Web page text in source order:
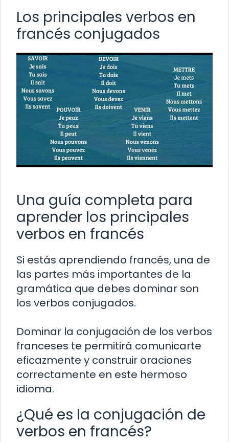
Los principales verbos en
francés conjugados
Una guía completa para
aprender los principales
verbos en francés
Si estás aprendiendo francés, una de
las partes más importantes de la
gramática que debes dominar son
los verbos conjugados.
Dominar la conjugación de los verbos
franceses te permitirá comunicarte
eficazmente y construir oraciones
correctamente en este hermoso
idioma.
¿Qué es la conjugación de
verbos en francés?